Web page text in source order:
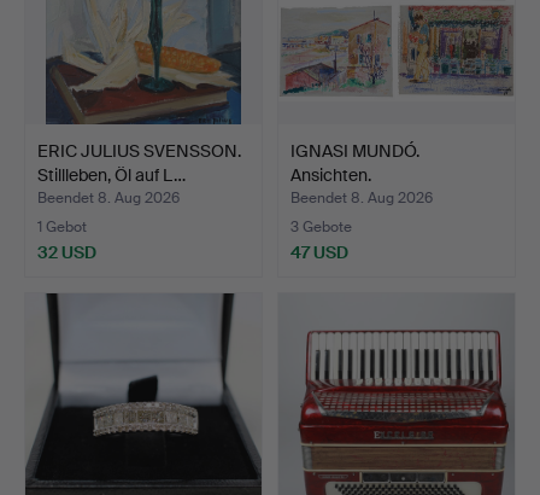
ERIC JULIUS SVENSSON.
Stillleben, Öl auf L…
Beendet 8. Aug 2026
1 Gebot
32 USD
IGNASI MUNDÓ.
Ansichten.
Beendet 8. Aug 2026
3 Gebote
47 USD